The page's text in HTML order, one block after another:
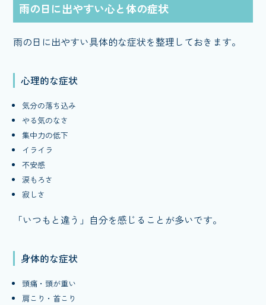
雨の日に出やすい心と体の症状
雨の日に出やすい具体的な症状を整理しておきます。
心理的な症状
気分の落ち込み
やる気のなさ
集中力の低下
イライラ
不安感
涙もろさ
寂しさ
「いつもと違う」自分を感じることが多いです。
身体的な症状
頭痛・頭が重い
肩こり・首こり